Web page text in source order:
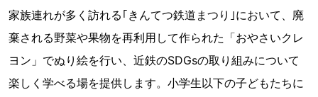
家族連れが多く訪れる｢きんてつ鉄道まつり｣において、廃
棄される野菜や果物を再利用して作られた「おやさいクレ
ヨン」でぬり絵を行い、近鉄のSDGsの取り組みについて
楽しく学べる場を提供します。小学生以下の子どもたちに